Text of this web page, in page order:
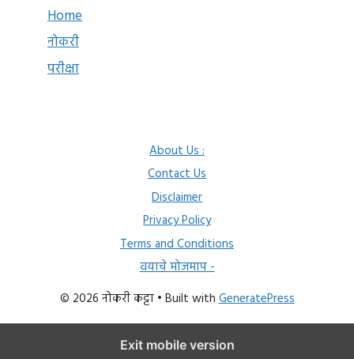
Home
नोकरी
परीक्षा
About Us :
Contact Us
Disclaimer
Privacy Policy
Terms and Conditions
वयाचे मोजमाप -
© 2026 नोकरी कट्टा • Built withGeneratePress
Exit mobile version